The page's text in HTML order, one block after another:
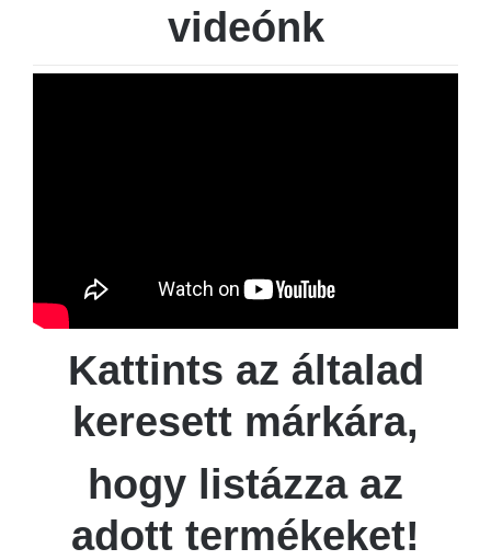
videónk
Kattints az általad
keresett márkára,
hogy listázza az
adott termékeket!